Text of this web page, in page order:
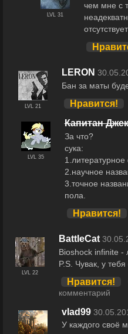
LVL 31
чем мне с
отсутствует
LVL 21
LERON
Бан за маты
Нравится!
LVL 35
Капитан
За что?
сука:
1.литературное
2.научное
3.точное
пола.
Нравится!
LVL 22
BattleCat
Bioshock infinite -
P.S. Чувак, у
Нравится!
комментарий
vlad99
У каждого своё